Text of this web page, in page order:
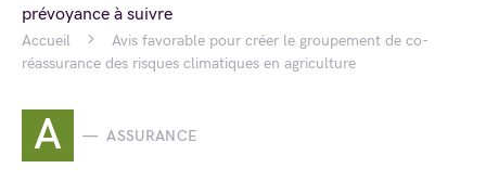
Accueil
Avis favorable pour créer le groupement de co-
réassurance des risques climatiques en agriculture
A ASSURANCE
prévoyance à suivre